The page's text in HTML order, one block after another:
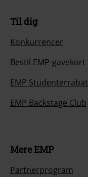
Til dig
Konkurrencer
Bestil EMP-gavekort
EMP Studenterrabat
EMP Backstage Club
Mere EMP
Partnerprogram